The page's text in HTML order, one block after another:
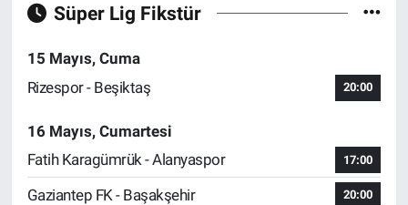
Süper Lig Fikstür
15 Mayıs, Cuma
Rizespor - Beşiktaş
20:00
16 Mayıs, Cumartesi
Fatih Karagümrük - Alanyaspor
17:00
Gaziantep FK - Başakşehir 20:00